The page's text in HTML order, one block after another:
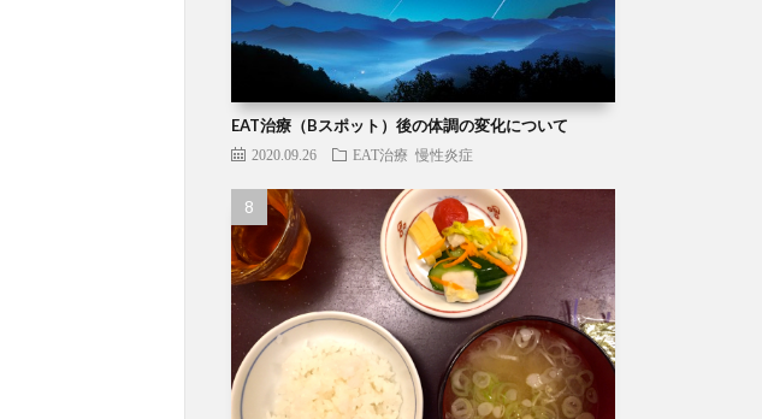
EAT治療（Bスポット）後の体調の変化について
2020.09.26 EAT治療 慢性炎症